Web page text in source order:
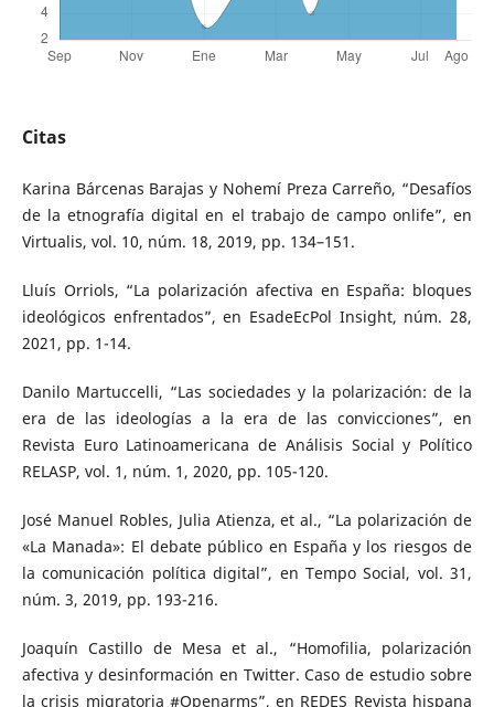
Citas
Karina Bárcenas Barajas y Nohemí Preza Carreño, “Desafíos
de la etnografía digital en el trabajo de campo onlife”, en
Virtualis, vol. 10, núm. 18, 2019, pp. 134–151.
Lluís Orriols, “La polarización afectiva en España: bloques
ideológicos enfrentados”, en EsadeEcPol Insight, núm. 28,
2021, pp. 1-14.
Danilo Martuccelli, “Las sociedades y la polarización: de la
era de las ideologías a la era de las convicciones”, en
Revista Euro Latinoamericana de Análisis Social y Político
RELASP, vol. 1, núm. 1, 2020, pp. 105-120.
José Manuel Robles, Julia Atienza, et al., “La polarización de
«La Manada»: El debate público en España y los riesgos de
la comunicación política digital”, en Tempo Social, vol. 31,
núm. 3, 2019, pp. 193-216.
Joaquín Castillo de Mesa et al., “Homofilia, polarización
afectiva y desinformación en Twitter. Caso de estudio sobre
la crisis migratoria #Openarms”, en REDES Revista hispana